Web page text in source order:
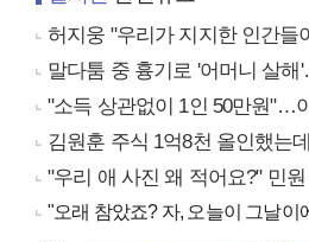
허지웅 "우리가 지지한 인간들이
말다툼 중 흉기로 '어머니 살
"소득 상관없이 1인 50만원"…
김원훈 주식 1억8천 올인했는
"우리 애 사진 왜 적어요?" 민
"오래 참았죠? 자, 오늘이 그날이